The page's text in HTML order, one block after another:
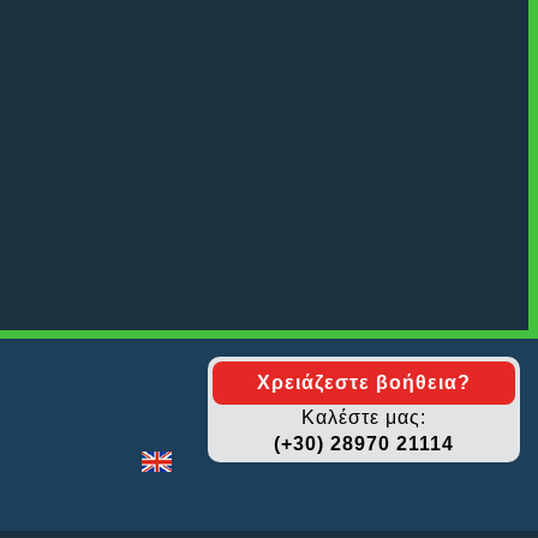
Χρειάζεστε βοήθεια?
Καλέστε μας:
(+30) 28970 21114